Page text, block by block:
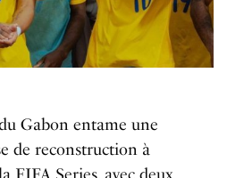
Gabon entame une
de reconstruction à